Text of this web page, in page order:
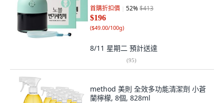
首購折扣價 52%$413
$196
($49.00/100g)
8/11 星期二 預計送達
(95)
method 美則 全效多功能清潔劑 小蒼
蘭檸檬, 8個, 828ml